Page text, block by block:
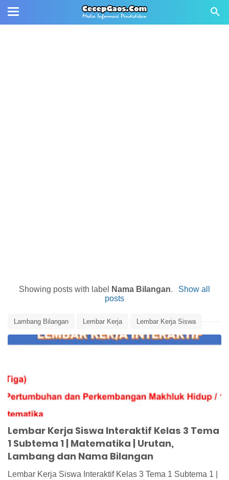
Showing posts with label Nama Bilangan.
Show all
posts
Lambang Bilangan Lembar Kerja Lembar Kerja Siswa
Matematika Media Pembelajaran Nama Bilangan
Lembar Kerja Siswa Interaktif Kelas 3 Tema
1 Subtema 1 | Matematika | Urutan,
Lambang dan Nama Bilangan
Lembar Kerja Siswa Interaktif Kelas 3 Tema 1 Subtema 1 |